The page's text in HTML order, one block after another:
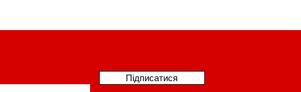
Підписатися